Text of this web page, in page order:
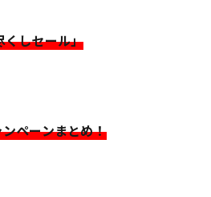
しセール」
ペーンまとめ！